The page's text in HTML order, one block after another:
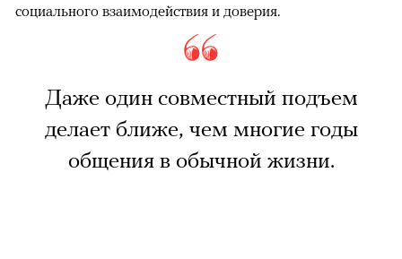
социального взаимодействия и доверия.
Даже один совместный подъем
делает ближе, чем многие годы
общения в обычной жизни.